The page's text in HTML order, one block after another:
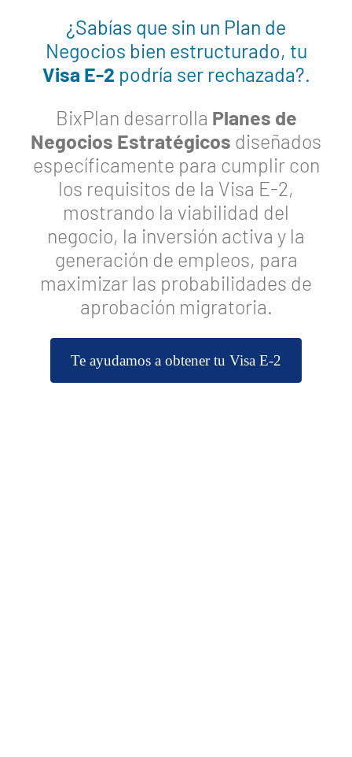
¿Sabías que sin un Plan de
Negocios bien estructurado, tu
Visa E-2 podría ser rechazada?.
BixPlan desarrolla Planes de
Negocios Estratégicos diseñados
específicamente para cumplir con
los requisitos de la Visa E-2,
mostrando la viabilidad del
negocio, la inversión activa y la
generación de empleos, para
maximizar las probabilidades de
aprobación migratoria​​.
Te ayudamos a obtener tu Visa E-2